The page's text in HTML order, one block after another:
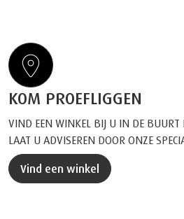
KOM PROEFLIGGEN
VIND EEN WINKEL BIJ U IN DE BUURT
LAAT U ADVISEREN DOOR ONZE
Vind een winkel